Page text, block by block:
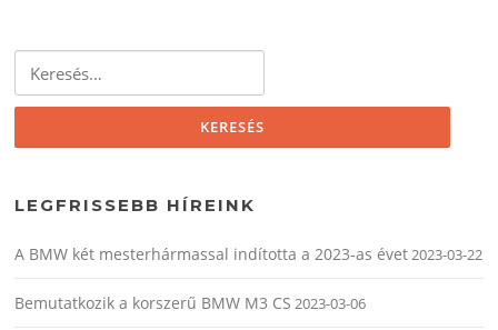
LEGFRISSEBB HÍREINK
A BMW két mesterhármassal indította a 2023-as évet2023-03-22
Bemutatkozik a korszerű BMW M3 CS 2023-03-06